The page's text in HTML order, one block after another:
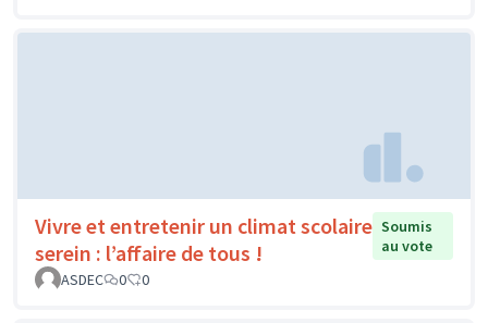
Vivre et entretenir un climat scolaire
serein : l’affaire de tous !
Soumis
au vote
ASDEC
0 0